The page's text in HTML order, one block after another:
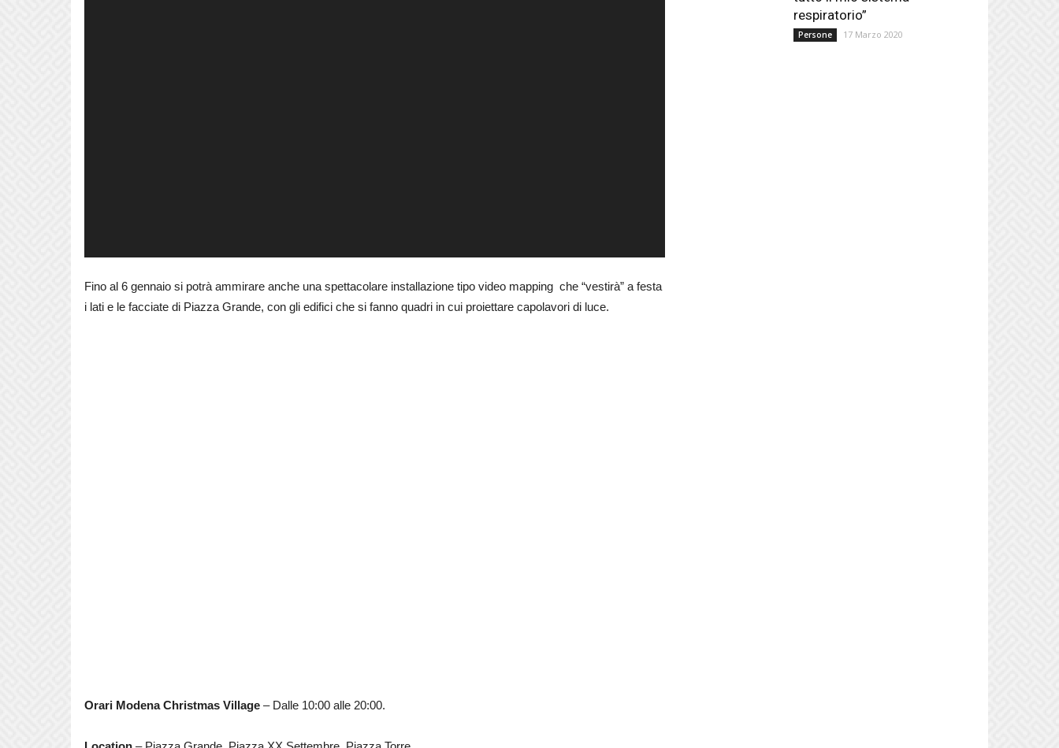
Fino al 6 gennaio si potrà ammirare anche una spettacolare installazione tipo video mapping che “vestirà” a festa
i lati e le facciate di Piazza Grande, con gli edifici che si fanno quadri in cui proiettare capolavori di luce.
Orari Modena Christmas Village – Dalle 10:00 alle 20:00.
respiratorio”
Persone 17 Marzo 2020